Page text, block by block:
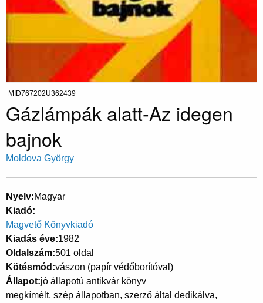
MID767202U362439
Gázlámpák alatt-Az idegen
bajnok
Moldova György
Nyelv Magyar
Kiadó
Magvető Könyvkiadó
Kiadás éve 1982
Oldalszám 501 oldal
Kötésmód vászon (papír védőborítóval)
Állapot jó állapotú antikvár könyv
megkímélt, szép állapotban, szerző által dedikálva,